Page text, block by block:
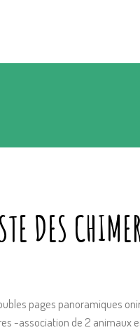
DES
pages panoramiques
-association de 2 animaux